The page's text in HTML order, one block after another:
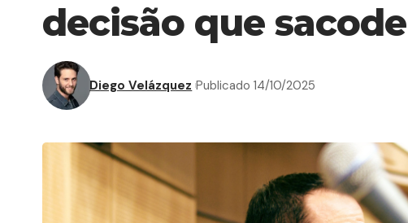
decisão que
Diego Velázquez Publicado 14/10/2025